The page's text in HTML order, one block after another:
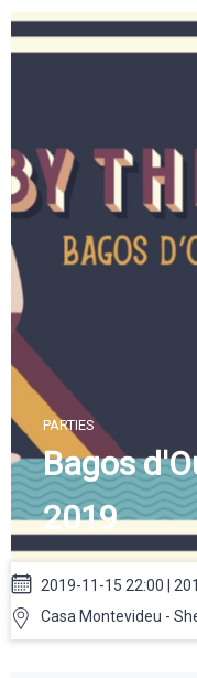
Skip
to
PARTIES
Bagos
2019
2019-11-15 22:00 |
Casa Montevideu -